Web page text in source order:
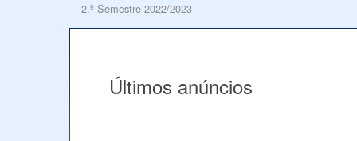
2.º Semestre 2022/2023
Últimos anúncios